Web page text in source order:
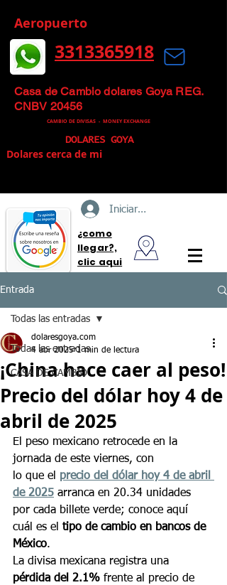
Aeropuerto
Mas que un Cambio de Divisas, un
Cambio Inteligente
3313365918
Casa de Cambio dolares Goya REG.
CNBV 20456
CAMBIO DE DIVISAS - MONEY EXCHANGE
DOLARES GOYA
Dolares cerca de mi
Iniciar sesión
¿como
llegar?,
clic aqui
Entrada
Todas las entradas
CASA DE CAMBIO
Todas las entradas
¡China hace caer al peso!
Precio del dólar hoy 4 de
abril de 2025
dolaresgoya.com
4 abr 2025 1 min de lectura
El peso mexicano retrocede en la
jornada de este viernes, con
lo que el precio del dólar hoy 4 de abril
de 2025 arranca en 20.34 unidades
por cada billete verde; conoce aquí
cuál es el tipo de cambio en bancos de
México.
La divisa mexicana registra una
pérdida del 2.1% frente al precio de